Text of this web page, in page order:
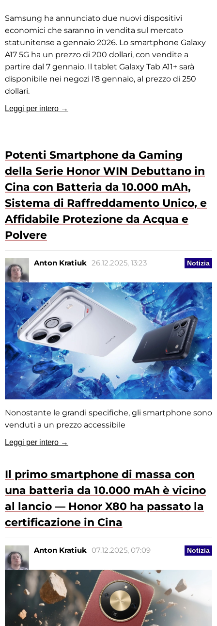
Samsung ha annunciato due nuovi dispositivi
economici che saranno in vendita sul mercato
statunitense a gennaio 2026. Lo smartphone Galaxy
A17 5G ha un prezzo di 200 dollari, con vendite a
partire dal 7 gennaio. Il tablet Galaxy Tab A11+ sarà
disponibile nei negozi l'8 gennaio, al prezzo di 250
dollari.
Leggi per intero →
Potenti Smartphone da Gaming
della Serie Honor WIN Debuttano in
Cina con Batteria da 10.000 mAh,
Sistema di Raffreddamento Unico, e
Affidabile Protezione da Acqua e
Polvere
Notizia
Anton Kratiuk 26.12.2025, 13:23
Nonostante le grandi specifiche, gli smartphone sono
venduti a un prezzo accessibile
Leggi per intero →
Il primo smartphone di massa con
una batteria da 10.000 mAh è vicino
al lancio — Honor X80 ha passato la
certificazione in Cina
Notizia
Anton Kratiuk 07.12.2025, 07:09